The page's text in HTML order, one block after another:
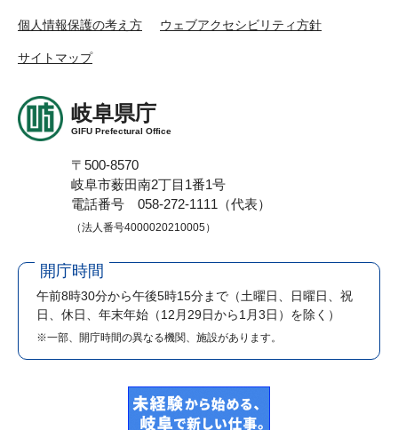
個人情報保護の考え方 ウェブアクセシビリティ方針
サイトマップ
岐阜県庁
GIFU Prefectural Office
〒500-8570
岐阜市薮田南2丁目1番1号
電話番号 058-272-1111（代表）
（法人番号4000020210005）
開庁時間
午前8時30分から午後5時15分まで （土曜日、日曜日、祝
日、休日、年末年始（12月29日から1月3日）を除く）
※一部、開庁時間の異なる機関、施設があります。